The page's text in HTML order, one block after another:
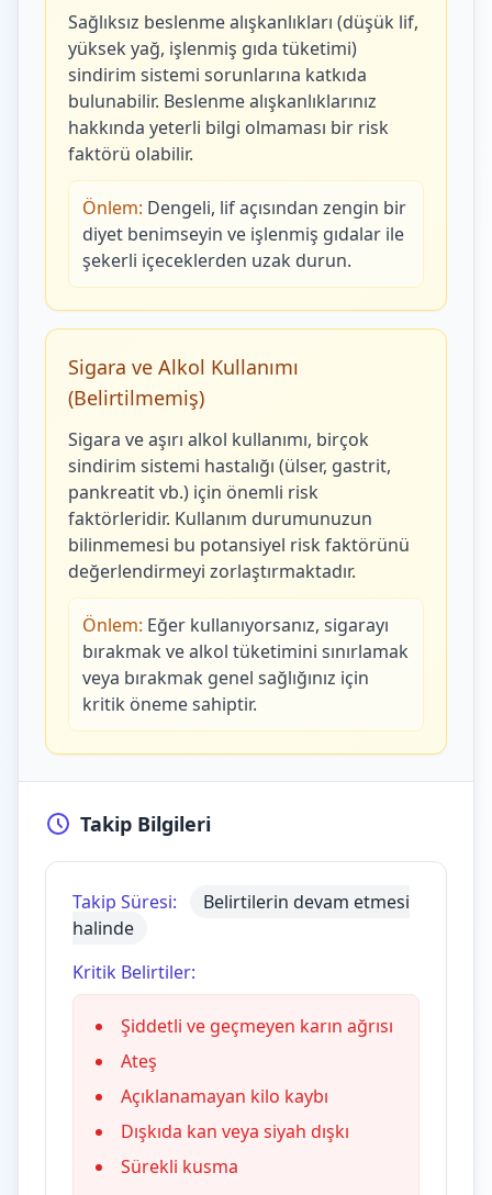
Sağlıksız beslenme alışkanlıkları (düşük lif,
yüksek yağ, işlenmiş gıda tüketimi)
sindirim sistemi sorunlarına katkıda
bulunabilir. Beslenme alışkanlıklarınız
hakkında yeterli bilgi olmaması bir risk
faktörü olabilir.
Önlem: Dengeli, lif açısından zengin bir
diyet benimseyin ve işlenmiş gıdalar ile
şekerli içeceklerden uzak durun.
Sigara ve Alkol Kullanımı
(Belirtilmemiş)
Sigara ve aşırı alkol kullanımı, birçok
sindirim sistemi hastalığı (ülser, gastrit,
pankreatit vb.) için önemli risk
faktörleridir. Kullanım durumunuzun
bilinmemesi bu potansiyel risk faktörünü
değerlendirmeyi zorlaştırmaktadır.
Önlem: Eğer kullanıyorsanız, sigarayı
bırakmak ve alkol tüketimini sınırlamak
veya bırakmak genel sağlığınız için
kritik öneme sahiptir.
Takip Bilgileri
Takip Süresi:
Belirtilerin devam etmesi
halinde
Kritik Belirtiler:
Şiddetli ve geçmeyen karın ağrısı
Ateş
Açıklanamayan kilo kaybı
Dışkıda kan veya siyah dışkı
Sürekli kusma